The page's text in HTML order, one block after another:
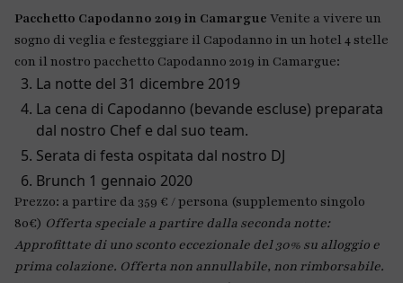
Pacchetto Capodanno 2019 in Camargue Venite a vivere un
sogno di veglia e festeggiare il Capodanno in un hotel 4 stelle
con il nostro pacchetto Capodanno 2019 in Camargue:
La notte del 31 dicembre 2019
La cena di Capodanno (bevande escluse) preparata
dal nostro Chef e dal suo team.
Serata di festa ospitata dal nostro DJ
Brunch 1 gennaio 2020
Prezzo: a partire da 359 € / persona (supplemento singolo
80€) Offerta speciale a partire dalla seconda notte:
Approfittate di uno sconto eccezionale del 30% su alloggio e
prima colazione. Offerta non annullabile, non rimborsabile.